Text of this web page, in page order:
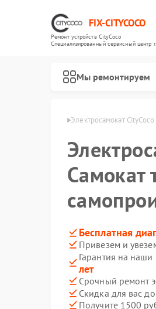
FIX-CITYCOCO
Ремонт устройств CityCoco
Специализированный cервисный центр г.
Мы ремонтируем
в Челябинске Электросамокат
Самокат
Бесплатная
Привезем и
Гарантия на
лет
Срочный ремонт
Скидка для вас до
Получите 1500